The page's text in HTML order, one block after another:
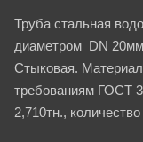
Труба стальная
диаметром DN
Стыковая. Материал
требованиям ГОСТ
2,710тн.,